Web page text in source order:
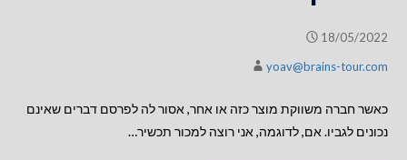
18/05/2022
yoav@brains-tour.com
כאשר חברה משווקת מוצר כזה או אחר, אסור לה לפרסם דברים שאינם
נכונים לגביו. אם, לדוגמה, אני רוצה למכור תכשיר…